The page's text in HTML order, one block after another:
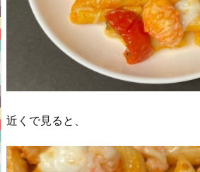
近くで見ると、